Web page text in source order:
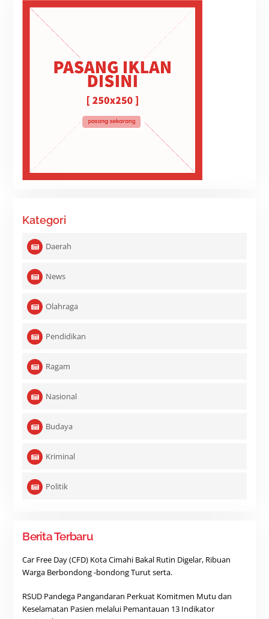
Kategori
Daerah
News
Olahraga
Pendidikan
Ragam
Nasional
Budaya
Kriminal
Politik
Berita Terbaru
Car Free Day (CFD) Kota Cimahi Bakal Rutin Digelar, Ribuan
Warga Berbondong -bondong Turut serta.
RSUD Pandega Pangandaran Perkuat Komitmen Mutu dan
Keselamatan Pasien melalui Pemantauan 13 Indikator